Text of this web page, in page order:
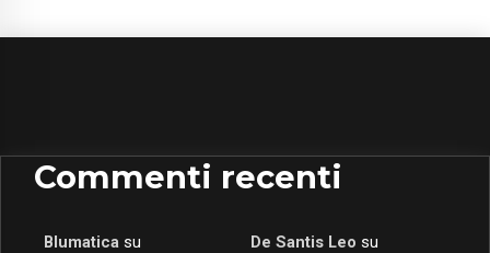
Commenti recenti
Blumaticasu
De Santis Leo su